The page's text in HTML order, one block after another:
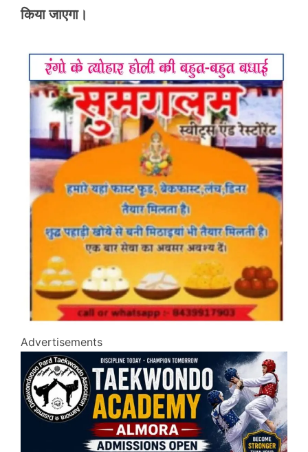
किया जाएगा।
Advertisements